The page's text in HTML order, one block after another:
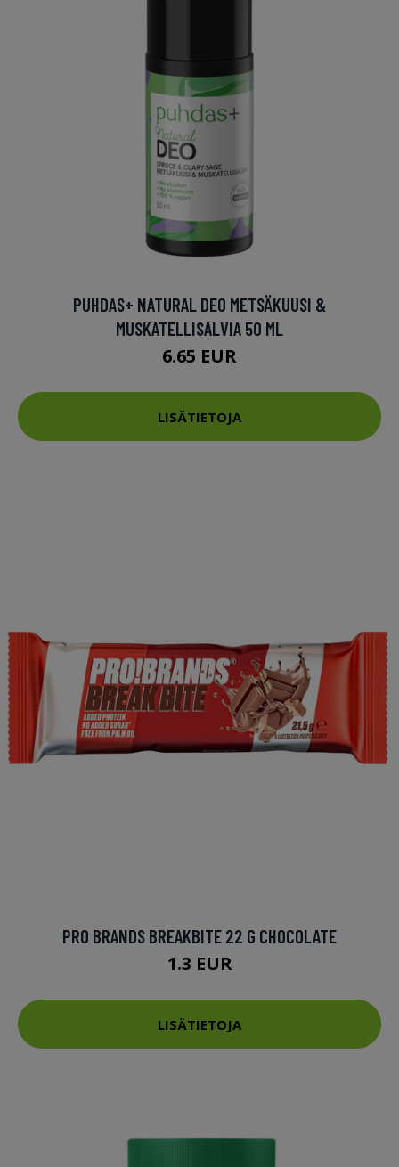
PUHDAS+ NATURAL DEO METSÄKUUSI &
MUSKATELLISALVIA 50 ML
6.65 EUR
LISÄTIETOJA
PRO BRANDS BREAKBITE 22 G CHOCOLATE
1.3 EUR
LISÄTIETOJA